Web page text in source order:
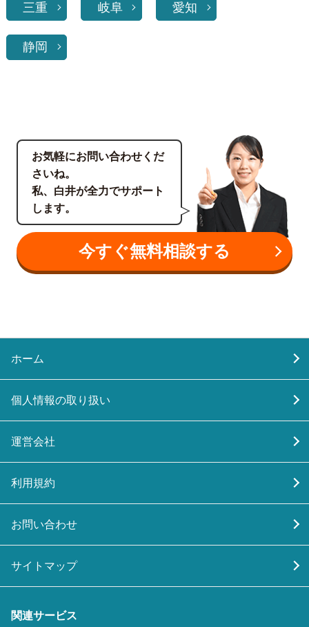
三重 岐阜 愛知
静岡
お気軽にお問い合わせくだ
さいね。
私、白井が全力でサポート
します。
今すぐ無料相談する
ホーム
個人情報の取り扱い
運営会社
利用規約
お問い合わせ
サイトマップ
関連サービス